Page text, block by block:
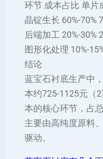
环节 成本占比 单片
晶锭生长‌ 60%-70%
后端加工 20%-30%
图形化处理 10%-
结论
蓝宝石衬底生产中
本约725-1125元（
本的核心环节，占
主要由高纯度原料
驱动‌。